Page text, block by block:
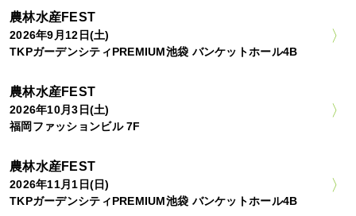
農林水産FEST
2026年9月12日(土)
TKPガーデンシティPREMIUM池袋 バンケットホール4B
農林水産FEST
2026年10月3日(土)
福岡ファッションビル 7F
農林水産FEST
2026年11月1日(日)
TKPガーデンシティPREMIUM池袋 バンケットホール4B